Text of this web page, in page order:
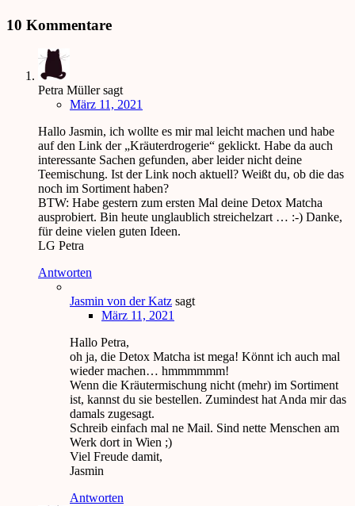
10 Kommentare
Petra Müllersagt
März 11, 2021
Hallo Jasmin, ich wollte es mir mal leicht machen und habe
auf den Link der „Kräuterdrogerie“ geklickt. Habe da auch
interessante Sachen gefunden, aber leider nicht deine
Teemischung. Ist der Link noch aktuell? Weißt du, ob die das
noch im Sortiment haben?
BTW: Habe gestern zum ersten Mal deine Detox Matcha
ausprobiert. Bin heute unglaublich streichelzart … :-) Danke,
für deine vielen guten Ideen.
LG Petra
Antworten
Jasmin von der Katz sagt
März 11, 2021
Hallo Petra,
oh ja, die Detox Matcha ist mega! Könnt ich auch mal
wieder machen… hmmmmmm!
Wenn die Kräutermischung nicht (mehr) im Sortiment
ist, kannst du sie bestellen. Zumindest hat Anda mir das
damals zugesagt.
Schreib einfach mal ne Mail. Sind nette Menschen am
Werk dort in Wien ;)
Viel Freude damit,
Jasmin
Antworten